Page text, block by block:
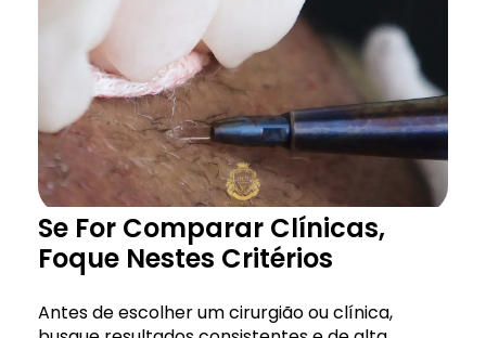
Se For Comparar Clínicas,
Foque Nestes Critérios
Antes de escolher um cirurgião ou clínica,